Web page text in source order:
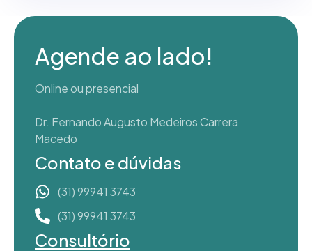
Agende ao lado!
Online ou presencial
Dr. Fernando Augusto Medeiros Carrera
Macedo
Contato e dúvidas
(31) 99941 3743
(31) 99941 3743
Consultório